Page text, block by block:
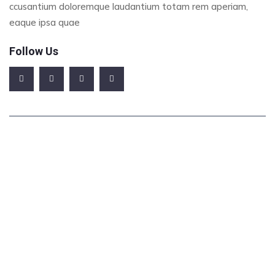
ccusantium doloremque laudantium totam rem aperiam,
eaque ipsa quae
Follow Us